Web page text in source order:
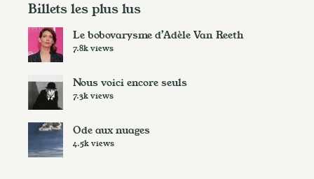
h
i
e
Billets les plus lus
Le bobovarysme d’Adèle Van Reeth
7.8k views
Nous voici encore seuls
7.3k views
Ode aux nuages
4.5k views